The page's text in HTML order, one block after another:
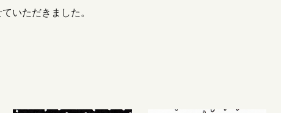
いただきました。